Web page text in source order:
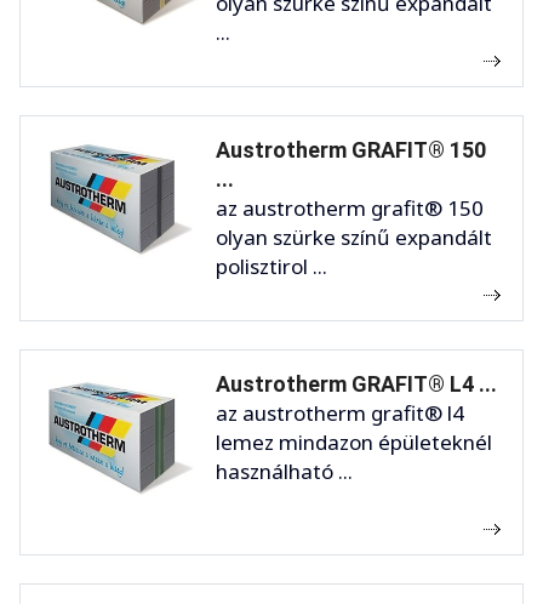
...
Austrotherm GRAFIT® 150
...
az austrotherm grafit® 150
olyan szürke színű expandált
polisztirol ...
Austrotherm GRAFIT® L4 ...
az austrotherm grafit® l4
lemez mindazon épületeknél
használható ...